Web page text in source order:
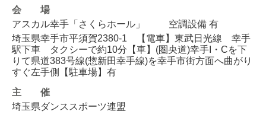
会場
アスカル幸手「さくらホール」
空調設備 有
埼玉県幸手市平須賀2380-1 【電車】東武日光線 幸手
駅下車 タクシーで約10分【車】(圏央道)幸手I・Cを下
りて県道383号線(惣新田幸手線)を幸手市街方面へ曲がり
すぐ左手側【駐車場】有
主催
埼玉県ダンススポーツ連盟